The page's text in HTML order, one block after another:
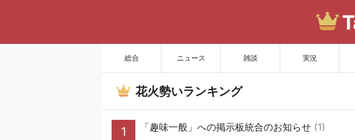
総合 ニュース 雑談 実況
サイトを更新
花火勢いランキング
1 「趣味一般」への掲示板統合のお知らせ (1)